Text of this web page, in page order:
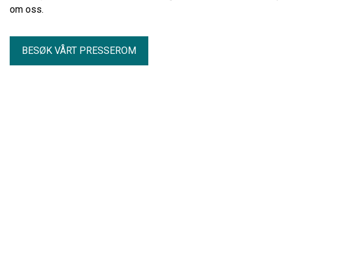
om oss.
BESØK VÅRT PRESSEROM